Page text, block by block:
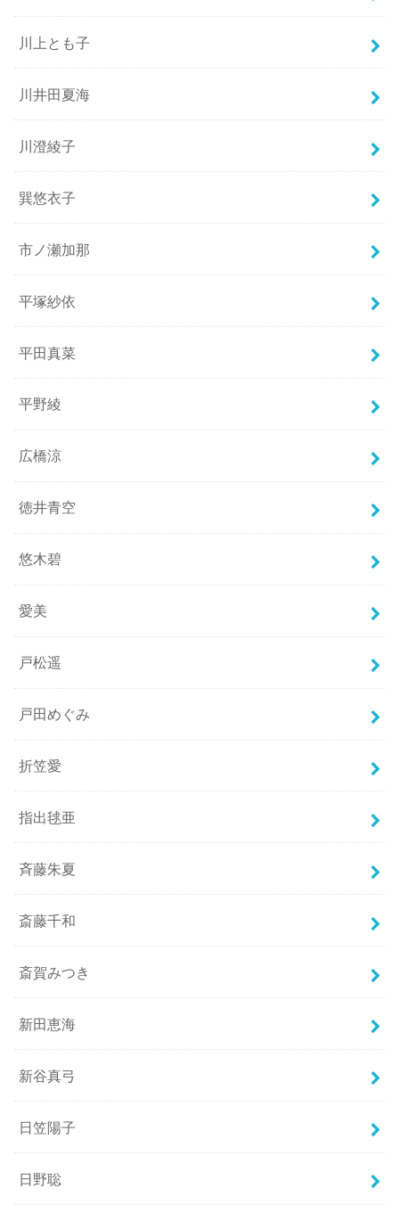
川上とも子
川井田夏海
川澄綾子
巽悠衣子
市ノ瀬加那
平塚紗依
平田真菜
平野綾
広橋涼
徳井青空
悠木碧
愛美
戸松遥
戸田めぐみ
折笠愛
指出毬亜
斉藤朱夏
斎藤千和
斎賀みつき
新田恵海
新谷真弓
日笠陽子
日野聡